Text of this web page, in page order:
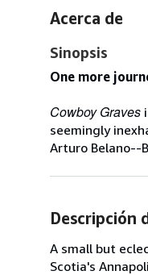
Acerca de
Sinopsis
One more
Cowboy Graves
seemingly
Arturo Belano--
Descripción
A small but
Scotia's